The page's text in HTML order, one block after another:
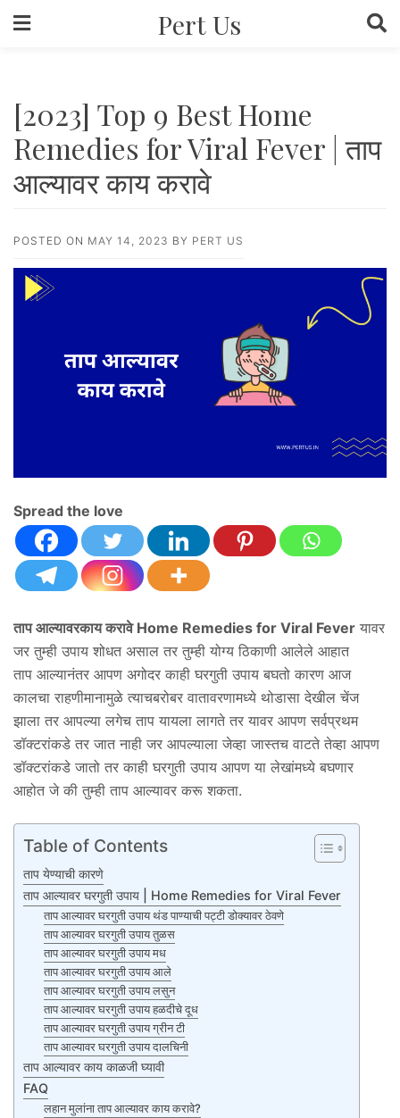
Pert Us
[2023] Top 9 Best Home
Remedies for Viral Fever | ताप
आल्यावर काय करावे
POSTED ON MAY 14, 2023 BY PERT US
Spread the love
ताप आल्यावरकाय करावे Home Remedies for Viral Fever यावर
जर तुम्ही उपाय शोधत असाल तर तुम्ही योग्य ठिकाणी आलेले आहात
ताप आल्यानंतर आपण अगोदर काही घरगुती उपाय बघतो कारण आज
कालचा राहणीमानामुळे त्याचबरोबर वातावरणामध्ये थोडासा देखील चेंज
झाला तर आपल्या लगेच ताप यायला लागते तर यावर आपण सर्वप्रथम
डॉक्टरांकडे तर जात नाही जर आपल्याला जेव्हा जास्तच वाटते तेव्हा आपण
डॉक्टरांकडे जातो तर काही घरगुती उपाय आपण या लेखांमध्ये बघणार
आहोत जे की तुम्ही ताप आल्यावर करू शकता.
Table of Contents
ताप येण्याची कारणे
ताप आल्यावर घरगुती उपाय | Home Remedies for Viral Fever
ताप आल्यावर घरगुती उपाय थंड पाण्याची पट्टी डोक्यावर ठेवणे
ताप आल्यावर घरगुती उपाय तुळस
ताप आल्यावर घरगुती उपाय मध
ताप आल्यावर घरगुती उपाय आले
ताप आल्यावर घरगुती उपाय लसुन
ताप आल्यावर घरगुती उपाय हळदीचे दूध
ताप आल्यावर घरगुती उपाय ग्रीन टी
ताप आल्यावर घरगुती उपाय दालचिनी
ताप आल्यावर काय काळजी घ्यावी
FAQ
लहान मुलांना ताप आल्यावर काय करावे?